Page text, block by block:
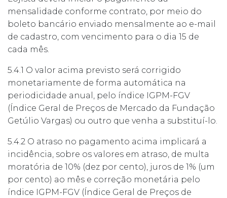
mensalidade conforme contrato, por meio do
boleto bancário enviado mensalmente ao e-mail
de cadastro, com vencimento para o dia 15 de
cada mês.
5.4.1 O valor acima previsto será corrigido
monetariamente de forma automática na
periodicidade anual, pelo índice IGPM-FGV
(Índice Geral de Preços de Mercado da Fundação
Getúlio Vargas) ou outro que venha a substituí-lo.
5.4.2 O atraso no pagamento acima implicará a
incidência, sobre os valores em atraso, de multa
moratória de 10% (dez por cento), juros de 1% (um
por cento) ao mês e correção monetária pelo
índice IGPM-FGV (Índice Geral de Preços de